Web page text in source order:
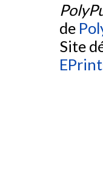
de
Site